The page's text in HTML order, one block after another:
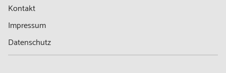
Kontakt
Impressum
Datenschutz